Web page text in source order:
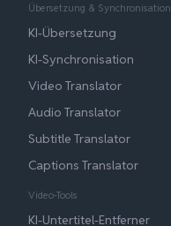
Übersetzung & Synchronisation
KI-Übersetzung
KI-Synchronisation
Video Translator
Audio Translator
Subtitle Translator
Captions Translator
Video-Tools
KI-Untertitel-Entferner